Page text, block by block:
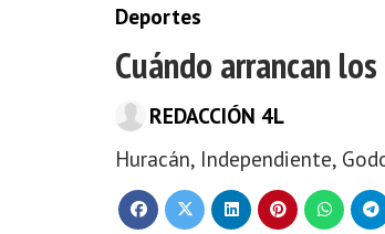
Cuándo arrancan
Huracán, Independiente,
Deportes
REDACCIÓN 4L